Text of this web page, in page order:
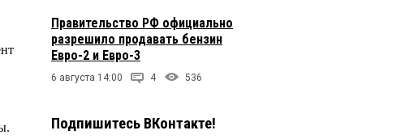
Правительство РФ официально
разрешило продавать бензин
Евро-2 и Евро-3
6 августа 14:00 4 536
Подпишитесь ВКонтакте!